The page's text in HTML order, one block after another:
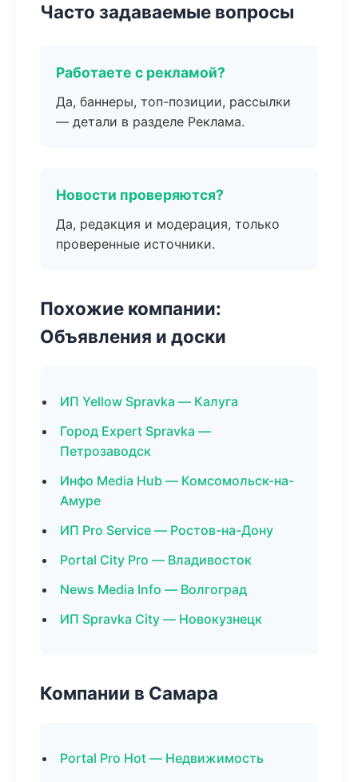
Часто задаваемые вопросы
Работаете с рекламой?
Да, баннеры, топ-позиции, рассылки
— детали в разделе Реклама.
Новости проверяются?
Да, редакция и модерация, только
проверенные источники.
Похожие компании:
Объявления и доски
ИП Yellow Spravka — Калуга
Город Expert Spravka —
Петрозаводск
Инфо Media Hub — Комсомольск-на-
Амуре
ИП Pro Service — Ростов-на-Дону
Portal City Pro — Владивосток
News Media Info — Волгоград
ИП Spravka City — Новокузнецк
Компании в Самара
Portal Pro Hot — Недвижимость